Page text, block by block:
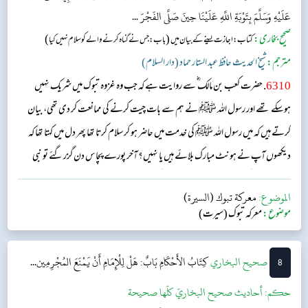
عَلَيْهِ وَسَلَّمَ بِتَوْبَةِ اللَّهِ عَلَيْنَا حِينَ صَلَّى الفَجْرَ ...
صحیح بخاری:کتاب: اجازت لینے کے بیان میں(باب: جس نےگناہ کرنے والے کو سلام نہیں کیا)
مترجم:شیخ الحدیث حافظ عبد الستار حماد (دار السلام)
6310. حضرت کعب بن مالک ؓ سے روایت ہے کہ جب وہ غزوہ تبوک میں شریک نہیں
ہوسکے تھے اور رسول اللہ ﷺ نے ہم سے بات چیت کرنے کی ممانعت کر دی تھی، بیان
کرتے ہیں کہ میں رسول اللہ ﷺ کی خدمت میں حاضر ہو کر سلام کرتا تھا پھر دل میں کہتا تھا کہ
دیکھوں آپ نے ہونٹ مبارک بلائے ہیں یا نہیں؟ آخر پورے پچاس دن گزر گئے تو نبی
ﷺ نے اللہ کی بارگاہ میں ہماری توبہ قبول کیے جانے کا اعلان نماز پڑھنے کے بعد کیا۔...
الموضوع:معركة تبوك (السيرة)
موضوع:معرکہ تبوک (سیرت)
8 ‌‌صحيح البخاريكِتَابُ الأَحْكَامِبَابٌ: هَلْ لِلْإِمَامِ أَنْ يَمْنَعَ المُجْرِمِين...
حکم:أحاديث صحيح البخاريّ كلّها صحيحة